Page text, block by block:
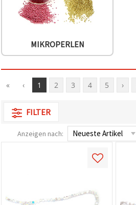
MIKROPERLEN
« ‹ 1 2 3 4 5 ›
FILTER
Anzeigen nach: